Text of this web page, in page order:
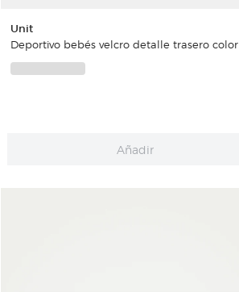
Unit
Deportivo bebés velcro detalle trasero color
Añadir